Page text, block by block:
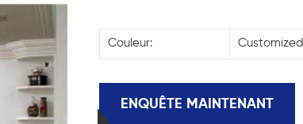
Couleur: Customized
ENQUÊTE MAINTENANT